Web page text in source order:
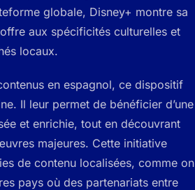
globale, Disney+ montre sa
aux spécificités culturelles et
locaux.
en espagnol, ce dispositif
Il leur permet de bénéficier d’une
et enrichie, tout en découvrant
majeures. Cette initiative
de contenu localisées, comme on
pays où des partenariats entre